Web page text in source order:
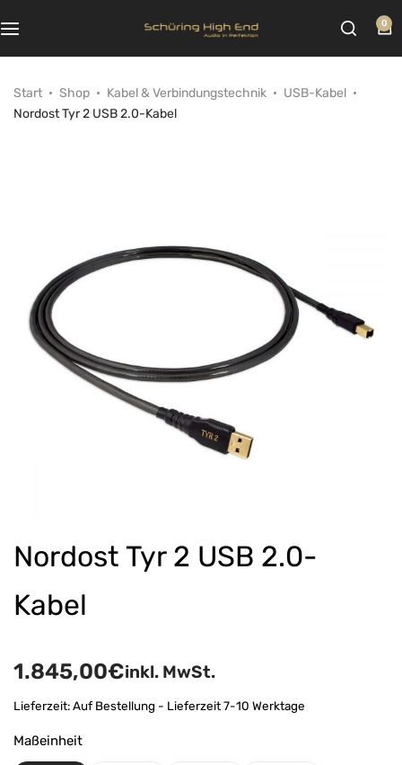
0
Start Shop Kabel & Verbindungstechnik
USB-Kabel
Nordost Tyr 2 USB 2.0-Kabel
Nordost Tyr 2 USB 2.0-
Kabel
1.845,00€inkl. MwSt.
Lieferzeit:Auf Bestellung - Lieferzeit 7-10 Werktage
Maßeinheit